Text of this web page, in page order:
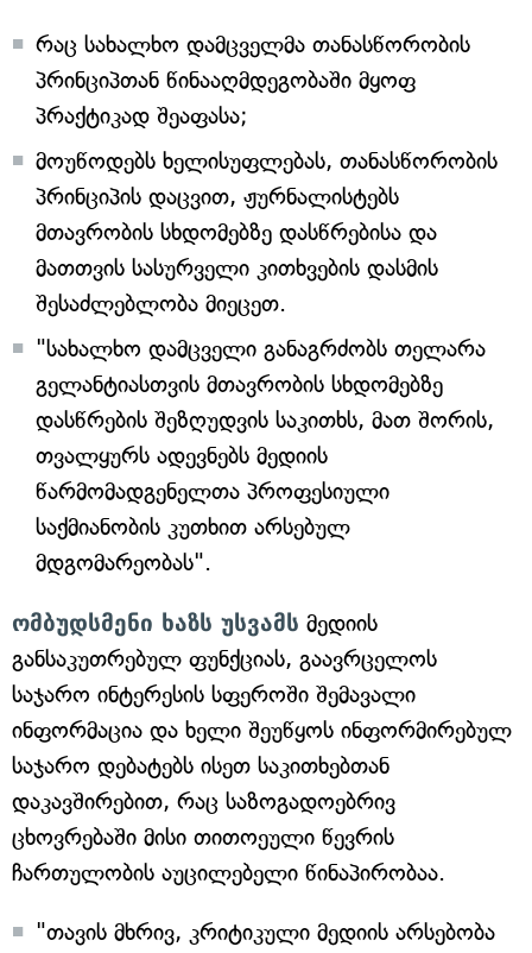
რაც სახალხო დამცველმა თანასწორობის
პრინციპთან წინააღმდეგობაში მყოფ
პრაქტიკად შეაფასა;
მოუწოდებს ხელისუფლებას, თანასწორობის
პრინციპის დაცვით, ჟურნალისტებს
მთავრობის სხდომებზე დასწრებისა და
მათთვის სასურველი კითხვების დასმის
შესაძლებლობა მიეცეთ.
"სახალხო დამცველი განაგრძობს თელარა
გელანტიასთვის მთავრობის სხდომებზე
დასწრების შეზღუდვის საკითხს, მათ შორის,
თვალყურს ადევნებს მედიის
წარმომადგენელთა პროფესიული
საქმიანობის კუთხით არსებულ
მდგომარეობას".
ომბუდსმენი ხაზს უსვამს მედიის
განსაკუთრებულ ფუნქციას, გაავრცელოს
საჯარო ინტერესის სფეროში შემავალი
ინფორმაცია და ხელი შეუწყოს ინფორმირებულ
საჯარო დებატებს ისეთ საკითხებთან
დაკავშირებით, რაც საზოგადოებრივ
ცხოვრებაში მისი თითოეული წევრის
ჩართულობის აუცილებელი წინაპირობაა.
"თავის მხრივ, კრიტიკული მედიის არსებობა